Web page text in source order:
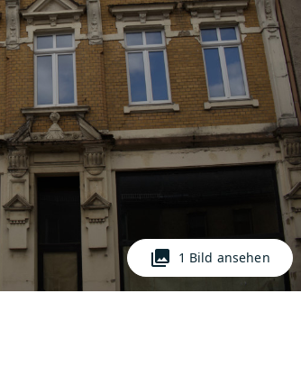
photo_library 1 Bild ansehen